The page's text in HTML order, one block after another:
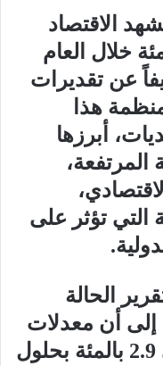
الاقتصاد
نمواً بنسبة 2.7 بالمئة خلال العام
عن تقديرات
هذا
أبرزها
المرتفعة،
التي تؤثر على
الحالة
إلى أن معدلات
النمو قد تتحسن لتصل إلى 2.9 بالمئة بحلول